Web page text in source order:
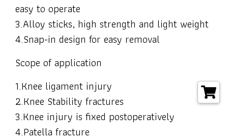
easy to operate
3.Alloy sticks, high strength and light weight
4.Snap-in design for easy removal
Scope of application
1.Knee ligament injury
2.Knee Stability fractures
3.Knee injury is fixed postoperatively
4.Patella fracture